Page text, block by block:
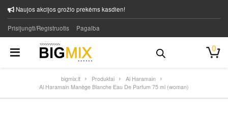
Naujos akcijos grožio prekėms kasdien!
Prisijungti/Registruotis Pagalba
0
bigmix.lt Produktai
Al Haramain
Al Haramain Manège Blanche Eau De Parfum 75 ml (woman)